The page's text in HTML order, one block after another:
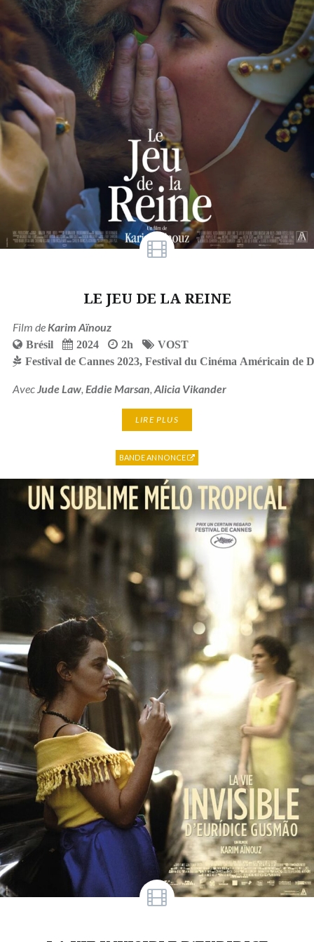
LE JEU DE LA REINE
Film de Karim Aïnouz
Brésil 2024 2h
VOST
Festival de Cannes 2023, Festival du Cinéma Américain de
Avec Jude Law, Eddie Marsan Alicia Vikander
LIRE PLUS
BANDE ANNONCE